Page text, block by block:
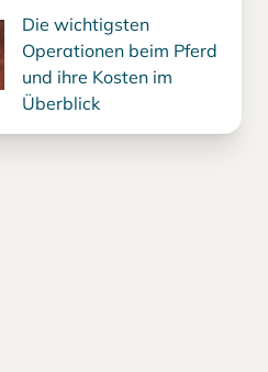
Die wichtigsten
Operationen beim Pferd
und ihre Kosten im
Überblick